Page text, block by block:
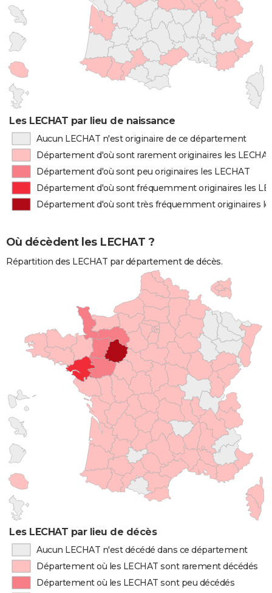
Les LECHAT par lieu de naissance
Aucun LECHAT n'est originaire de ce département
Département d'où sont rarement originaires les
Département d'où sont peu originaires les LECHAT
Département d'où sont fréquemment originaires les
Département d'où sont très fréquemment originaires
Où décèdent les LECHAT ?
Répartition des LECHAT par département de décès.
Les LECHAT par lieu de décès
Aucun LECHAT n'est décédé dans ce département
Département où les LECHAT sont rarement décédés
Département où les LECHAT sont peu décédés